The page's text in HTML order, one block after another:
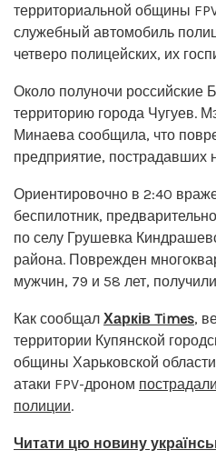
территориальной общины
служебный автомобиль
четверо полицейских, их
Около полуночи российские
территорию города Чугуев.
Минаева сообщила, что
предприятие, пострадавших
Ориентировочно в 2:40
беспилотник,
по селу Грушевка
района. Поврежден
мужчин, 79 и 58 лет,
Как сообщал Харків Times,
территории Купянской
общины Харьковской
атаки FPV-дроном
полиции.
Читати цю новину